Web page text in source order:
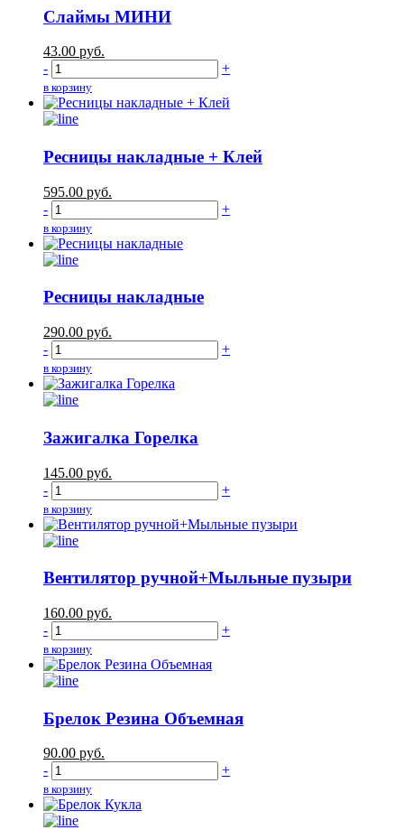
Слаймы МИНИ
43.00 руб.
-
+
в корзину
Ресницы накладные + Клей
595.00 руб.
-
+
в корзину
Ресницы накладные
290.00 руб.
-
+
в корзину
Зажигалка Горелка
145.00 руб.
-
+
в корзину
Вентилятор ручной+Мыльные пузыри
160.00 руб.
-
+
в корзину
Брелок Резина Объемная
90.00 руб.
-
+
в корзину